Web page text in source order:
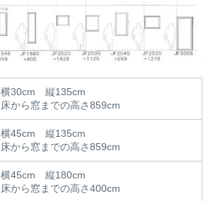
横30cm 縦135cm
床から窓までの高さ859cm
横45cm 縦135cm
床から窓までの高さ859cm
横45cm 縦180cm
床から窓までの高さ400cm